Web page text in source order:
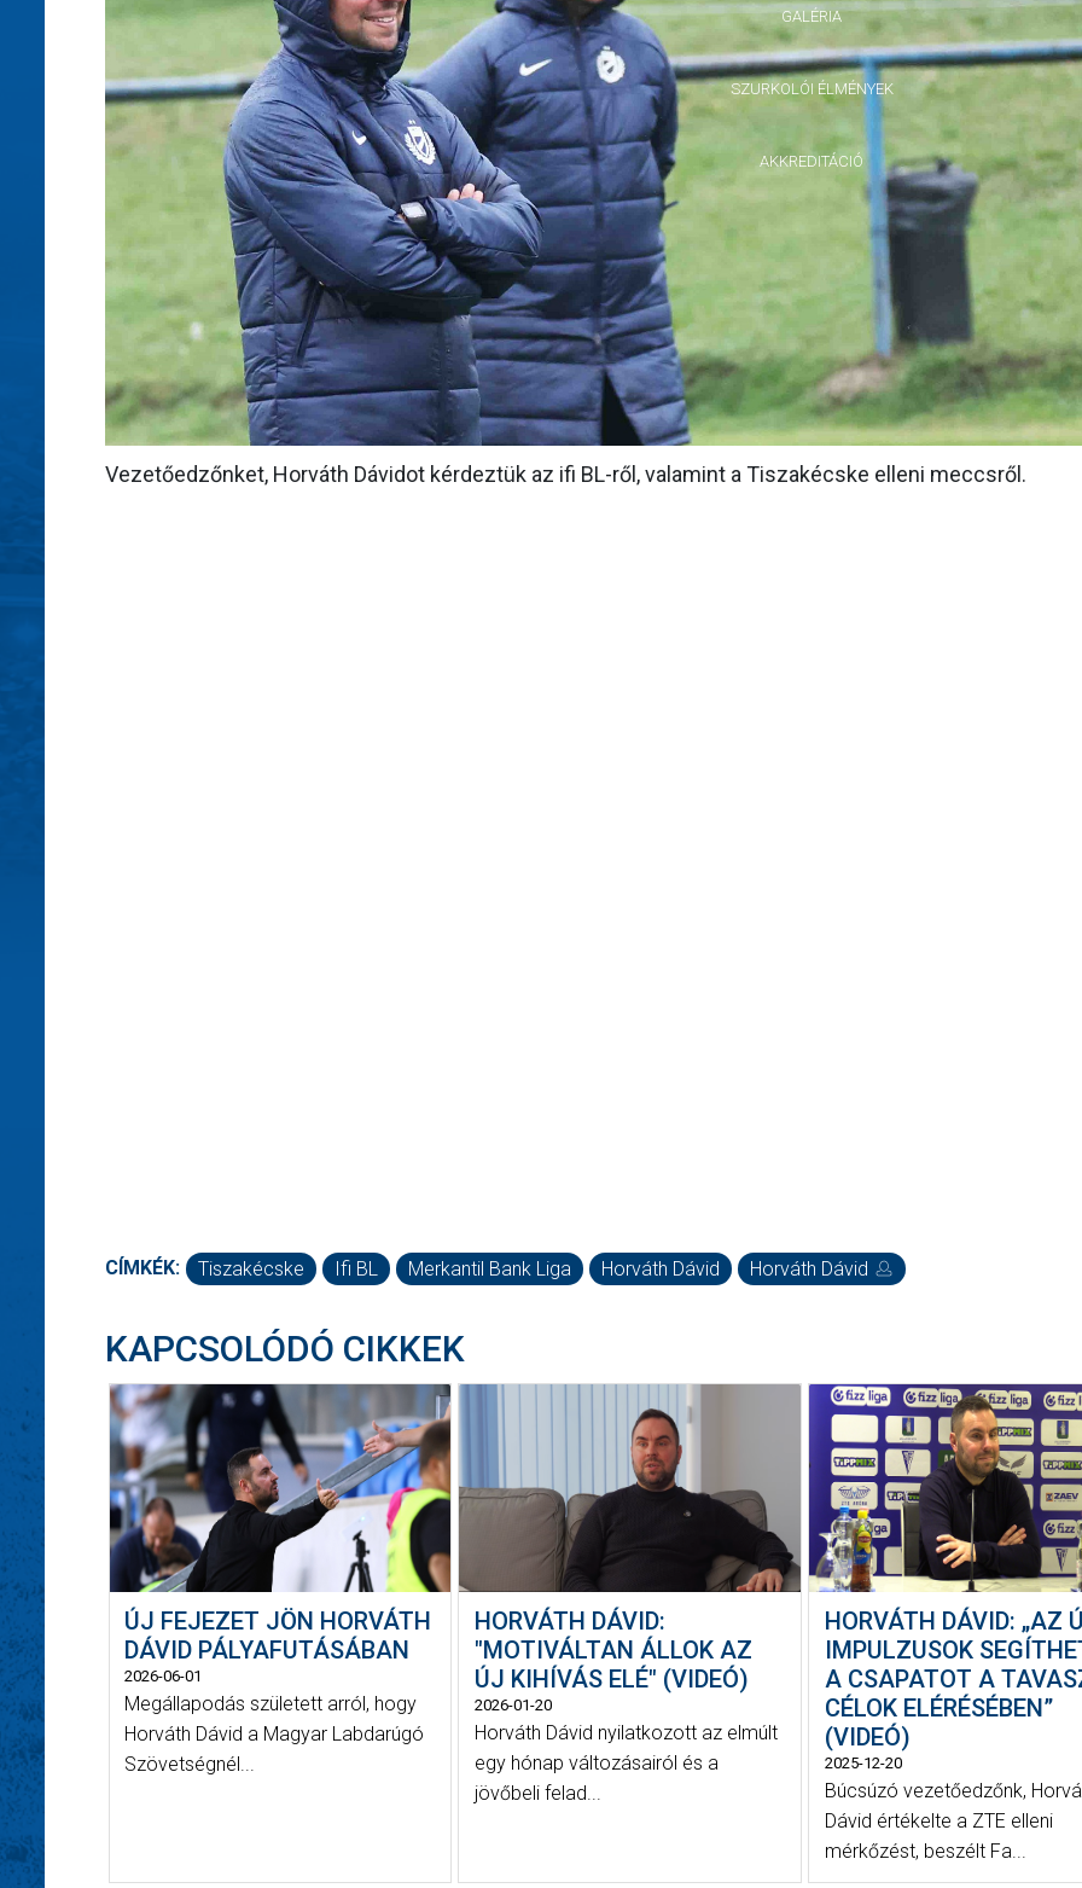
GALÉRIA
SZURKOLÓI ÉLMÉNYEK
AKKREDITÁCIÓ
Vezetőedzőnket, Horváth Dávidot kérdeztük az ifi BL-ről, valamint a Tiszakécske elleni meccsről.
CÍMKÉK: Tiszakécske Ifi BL Merkantil Bank Liga Horváth Dávid Horváth Dávid
KAPCSOLÓDÓ CIKKEK
ÚJ FEJEZET JÖN HORVÁTH
DÁVID PÁLYAFUTÁSÁBAN
2026-06-01
Megállapodás született arról, hogy
Horváth Dávid a Magyar Labdarúgó
Szövetségnél...
HORVÁTH DÁVID:
"MOTIVÁLTAN ÁLLOK AZ
ÚJ KIHÍVÁS ELÉ" (VIDEÓ)
2026-01-20
Horváth Dávid nyilatkozott az elmúlt
egy hónap változásairól és a
jövőbeli felad...
HORVÁTH DÁVID: „AZ
IMPULZUSOK
A CSAPATOT A
CÉLOK ELÉRÉSÉBEN”
(VIDEÓ)
2025-12-20
Búcsúzó vezetőedzőnk,
Dávid értékelte a ZTE elleni
mérkőzést, beszélt Fa...